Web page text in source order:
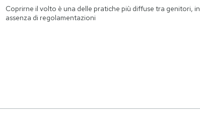
Coprirne il volto è una delle pratiche più diffuse tra genitori, in
assenza di regolamentazioni